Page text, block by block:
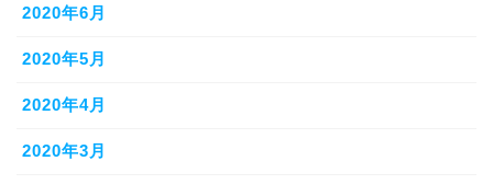
2020年6月
2020年5月
2020年4月
2020年3月